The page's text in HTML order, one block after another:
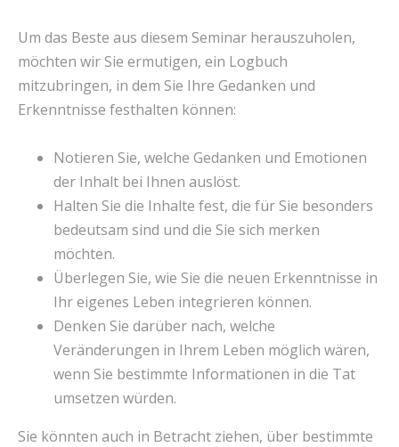
Um das Beste aus diesem Seminar herauszuholen,
möchten wir Sie ermutigen, ein Logbuch
mitzubringen, in dem Sie Ihre Gedanken und
Erkenntnisse festhalten können:
Notieren Sie, welche Gedanken und Emotionen
der Inhalt bei Ihnen auslöst.
Halten Sie die Inhalte fest, die für Sie besonders
bedeutsam sind und die Sie sich merken
möchten.
Überlegen Sie, wie Sie die neuen Erkenntnisse in
Ihr eigenes Leben integrieren können.
Denken Sie darüber nach, welche
Veränderungen in Ihrem Leben möglich wären,
wenn Sie bestimmte Informationen in die Tat
umsetzen würden.
Sie könnten auch in Betracht ziehen, über bestimmte